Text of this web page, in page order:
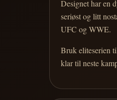
Designet har en
seriøst og litt
UFC og WWE.
Bruk eliteserien
klar til neste